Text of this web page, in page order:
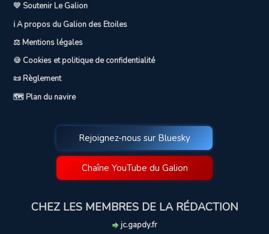
💛 Soutenir Le Galion
ℹ️ A propos du Galion des Etoiles
⚖️ Mentions légales
🍪 Cookies et politique de confidentialité
📜 Règlement
🗺️ Plan du navire
Rejoignez-nous sur Bluesky
Chaîne YouTube du Galion
CHEZ LES MEMBRES DE LA RÉDACTION
jc.gapdy.fr